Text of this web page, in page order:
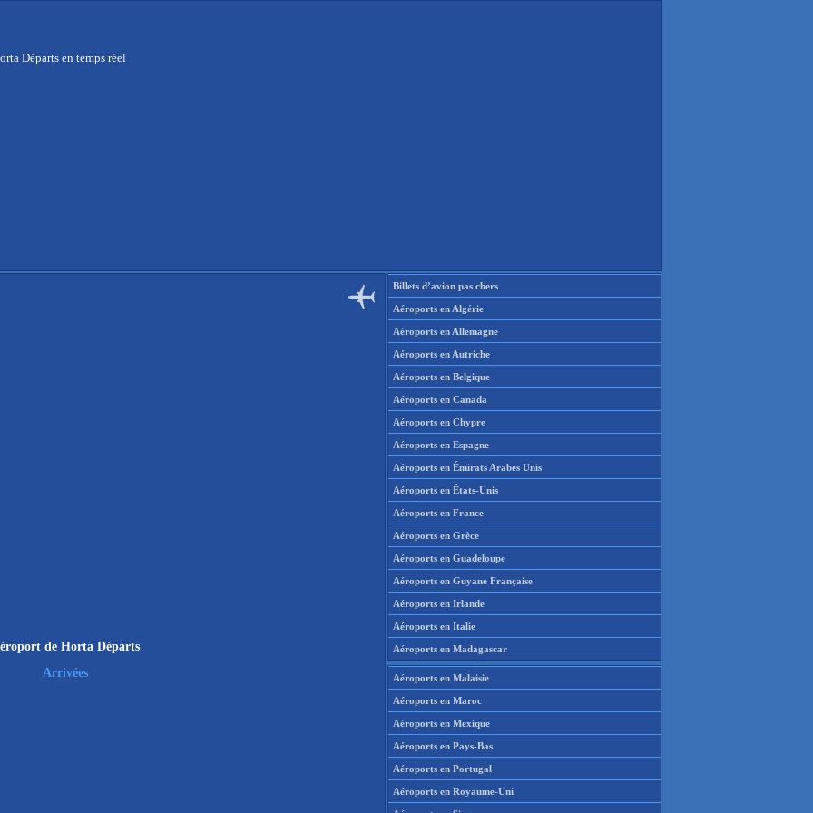
Départs en temps réel
de Horta Départs
Arrivées
Billets d’avion pas chers
Aéroports en Algérie
Aéroports en Allemagne
Aéroports en Autriche
Aéroports en Belgique
Aéroports en Canada
Aéroports en Chypre
Aéroports en Espagne
Aéroports en Émirats Arabes Unis
Aéroports en États-Unis
Aéroports en France
Aéroports en Grèce
Aéroports en Guadeloupe
Aéroports en Guyane Française
Aéroports en Irlande
Aéroports en Italie
Aéroports en Madagascar
Aéroports en Malaisie
Aéroports en Maroc
Aéroports en Mexique
Aéroports en Pays-Bas
Aéroports en Portugal
Aéroports en Royaume-Uni